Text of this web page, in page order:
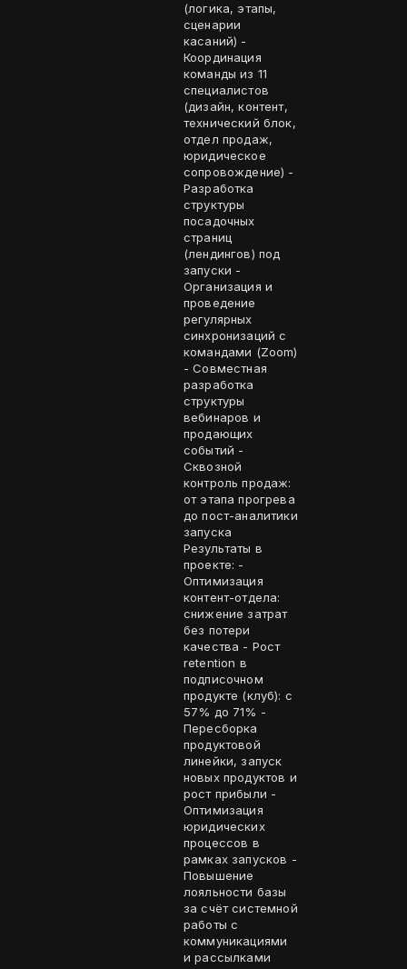
(логика, этапы,
сценарии
касаний) -
Координация
команды из 11
специалистов
(дизайн, контент,
технический блок,
отдел продаж,
юридическое
сопровождение) -
Разработка
структуры
посадочных
страниц
(лендингов) под
запуски -
Организация и
проведение
регулярных
синхронизаций с
командами (Zoom)
- Совместная
разработка
структуры
вебинаров и
продающих
событий -
Сквозной
контроль продаж:
от этапа прогрева
до пост-аналитики
запуска
Результаты в
проекте: -
Оптимизация
контент-отдела:
снижение затрат
без потери
качества - Рост
retention в
подписочном
продукте (клуб): с
57% до 71% -
Пересборка
продуктовой
линейки, запуск
новых продуктов и
рост прибыли -
Оптимизация
юридических
процессов в
рамках запусков -
Повышение
лояльности базы
за счёт системной
работы с
коммуникациями
и рассылками